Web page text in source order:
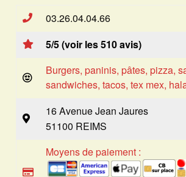
03.26.04.04.66
5/5 (voir les 510 avis)
Burgers, paninis, pâtes, pizza,
sandwiches, tacos, tex mex,
16 Avenue Jean Jaures
51100 REIMS
Moyens de paiement :